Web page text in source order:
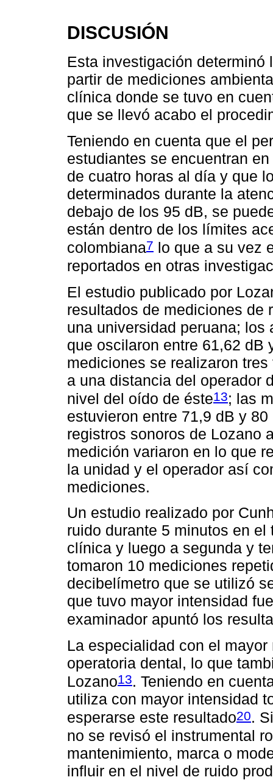
DISCUSIÓN
Esta investigación
partir de mediciones
clínica donde se tuvo en
que se llevó acabo el
Teniendo en cuenta que el
estudiantes se encuentran
de cuatro horas al día y que
determinados durante la
debajo de los 95 dB, se
están dentro de los límites
colombiana7 lo que a su vez
reportados en otras
El estudio publicado por
resultados de mediciones de
una universidad peruana; los
que oscilaron entre 61,62 dB
mediciones se realizaron
a una distancia del operador
nivel del oído de éste13; las
estuvieron entre 71,9 dB y
registros sonoros de Lozano
medición variaron en lo que
la unidad y el operador así
mediciones.
Un estudio realizado por
ruido durante 5 minutos en
clínica y luego a segunda y
tomaron 10 mediciones
decibelímetro que se utilizó
que tuvo mayor intensidad
examinador apuntó los
La especialidad con el
operatoria dental, lo que
Lozano13. Teniendo en
utiliza con mayor intensidad
esperarse este resultado20.
no se revisó el instrumental
mantenimiento, marca o
influir en el nivel de ruido